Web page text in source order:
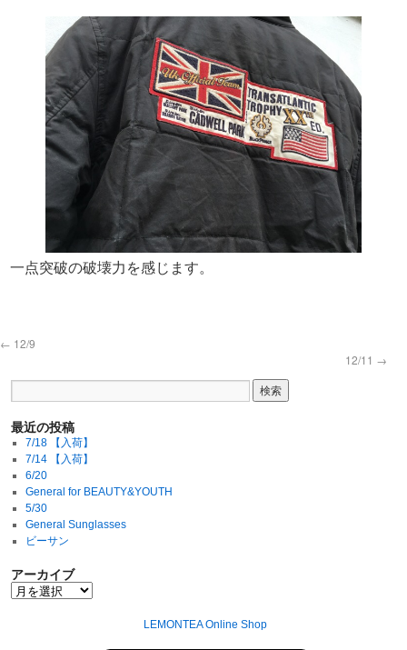
一点突破の破壊力を感じます。
← 12/9
12/11 →
最近の投稿
7/18 【入荷】
7/14 【入荷】
6/20
General for BEAUTY&YOUTH
5/30
General Sunglasses
ビーサン
アーカイブ
LEMONTEA Online Shop